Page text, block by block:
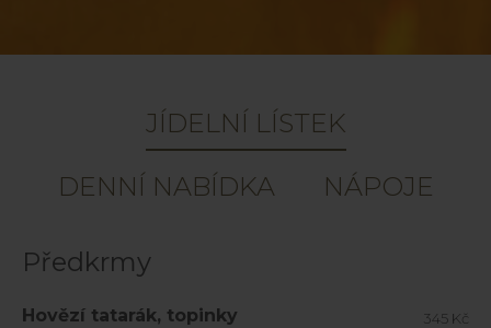
JÍDELNÍ LÍSTEK
DENNÍ NABÍDKA
NÁPOJE
Předkrmy
Hovězí tatarák, topinky 345 Kč